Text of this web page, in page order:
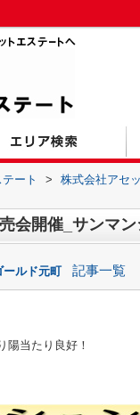
ート > 株式会社アセ
会開催_サンマ
ルド元町 記事一覧
陽当たり良好！